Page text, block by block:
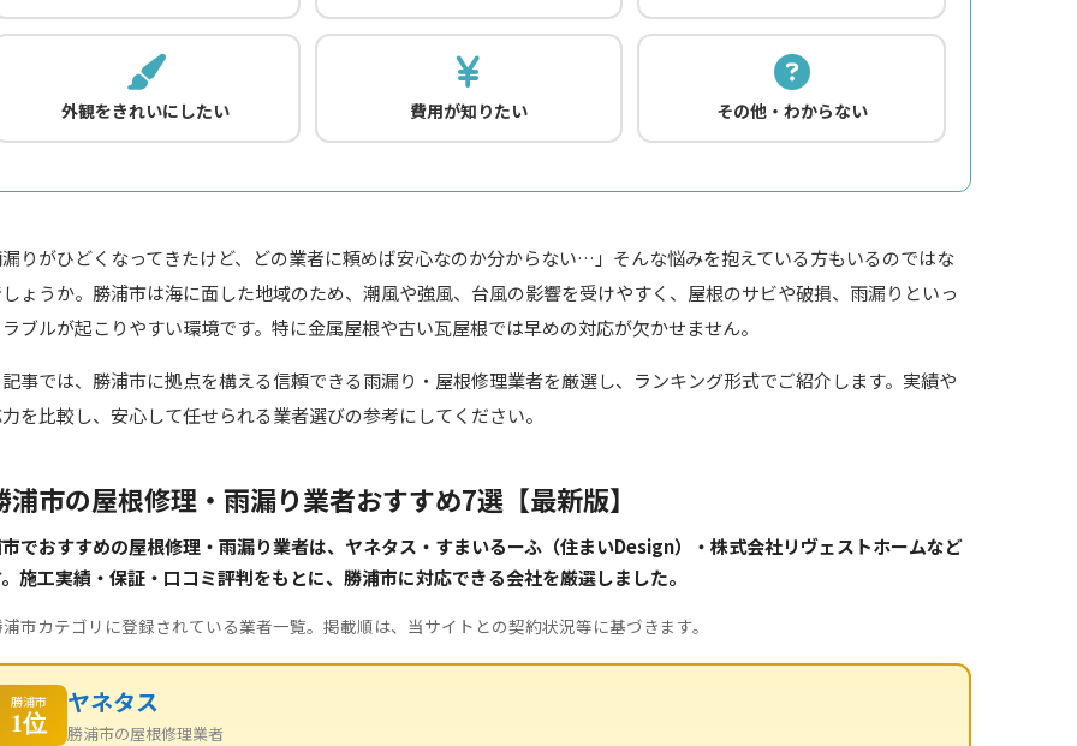
外観をきれいにしたい 費用が知りたい その他・わからない
りがひどくなってきたけど、どの業者に頼めば安心なのか分からない…」そんな悩みを抱えている方もいるのではな
ょうか。勝浦市は海に面した地域のため、潮風や強風、台風の影響を受けやすく、屋根のサビや破損、雨漏りといっ
ブルが起こりやすい環境です。特に金属屋根や古い瓦屋根では早めの対応が欠かせません。
事では、勝浦市に拠点を構える信頼できる雨漏り・屋根修理業者を厳選し、ランキング形式でご紹介します。実績や
を比較し、安心して任せられる業者選びの参考にしてください。
浦市の屋根修理・雨漏り業者おすすめ7選【最新版】
でおすすめの屋根修理・雨漏り業者は、ヤネタス・すまいるーふ（住まいDesign）・株式会社リヴェストホームなど
施工実績・保証・口コミ評判をもとに、勝浦市に対応できる会社を厳選しました。
市カテゴリに登録されている業者一覧。掲載順は、当サイトとの契約状況等に基づきます。
勝浦市
1位
ヤネタス
勝浦市の屋根修理業者